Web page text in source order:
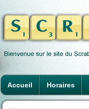
Accueil Horaires